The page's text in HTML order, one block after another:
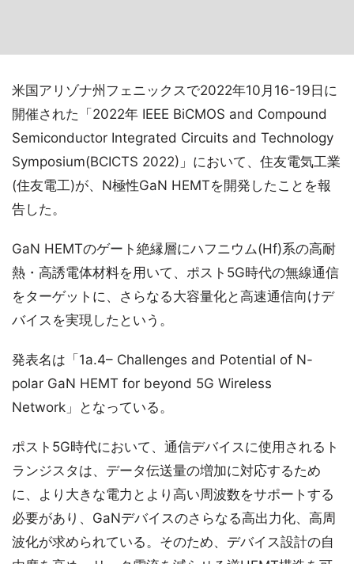
米国アリゾナ州フェニックスで2022年10月16-19日に
開催された「2022年 IEEE BiCMOS and Compound
Semiconductor Integrated Circuits and Technology
Symposium(BCICTS 2022)」において、住友電気工業
(住友電工)が、N極性GaN HEMTを開発したことを報
告した。
GaN HEMTのゲート絶縁層にハフニウム(Hf)系の高耐
熱・高誘電体材料を用いて、ポスト5G時代の無線通信
をターゲットに、さらなる大容量化と高速通信向けデ
バイスを実現したという。
発表名は「1a.4– Challenges and Potential of N-
polar GaN HEMT for beyond 5G Wireless
Network」となっている。
ポスト5G時代において、通信デバイスに使用されるト
ランジスタは、データ伝送量の増加に対応するため
に、より大きな電力とより高い周波数をサポートする
必要があり、GaNデバイスのさらなる高出力化、高周
波化が求められている。そのため、デバイス設計の自